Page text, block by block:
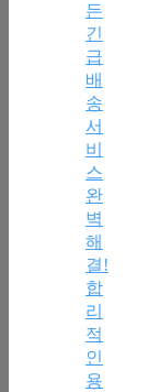
든
긴
급
배
송
서
비
스
완
벽
해
결!
합
리
적
인
용